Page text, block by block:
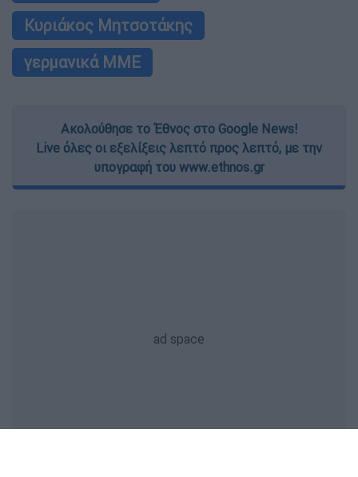
Κυριάκος Μητσοτάκης
γερμανικά ΜΜΕ
Ακολούθησε το Έθνος στο Google News!
Live όλες οι εξελίξεις λεπτό προς λεπτό, με την
υπογραφή του www.ethnos.gr